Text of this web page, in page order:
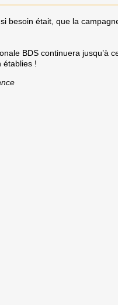
besoin était, que la
BDS continuera jusqu’à
établies !